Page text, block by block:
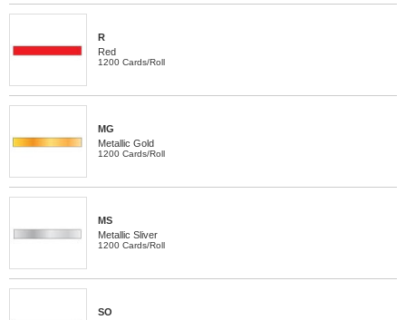
R
Red
1200 Cards/Roll
MG
Metallic Gold
1200 Cards/Roll
MS
Metallic Sliver
1200 Cards/Roll
SO